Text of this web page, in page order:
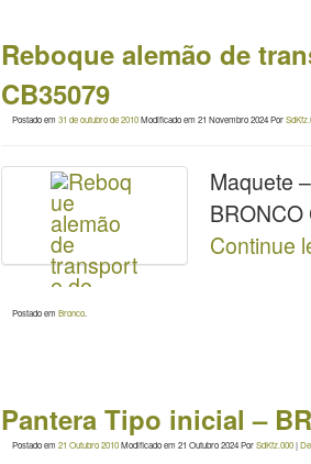
Reboque alemão de
CB35079
Postado em 31 de outubro de 2010Modificado em 21 Novembro 2024Por
Maquete
Continue
Postado em Bronco
Pantera Tipo inicial –
Postado em 21 Outubro 2010Modificado em 21 Outubro 2024PorSdKfz.000|